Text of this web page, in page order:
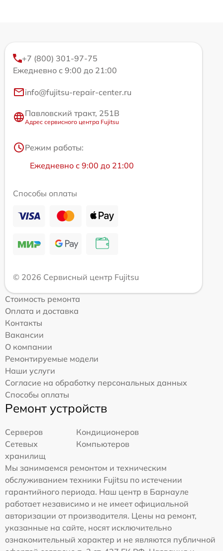
+7 (800) 301-97-75
Ежедневно с 9:00 до 21:00
info@fujitsu-repair-center.ru
Павловский тракт, 251В
Адрес сервисного центра Fujitsu
Режим работы:
Ежедневно с 9:00 до 21:00
Способы оплаты
© 2026 Сервисный центр Fujitsu
Стоимость ремонта
Оплата и доставка
Контакты
Вакансии
О компании
Ремонтируемые модели
Наши услуги
Согласие на обработку персональных данных
Способы оплаты
Ремонт устройств
Серверов
Кондиционеров
Сетевых
хранилищ
Компьютеров
Мы занимаемся ремонтом и техническим
обслуживанием техники Fujitsu по истечении
гарантийного периода. Наш центр в Барнауле
работает независимо и не имеет официальной
авторизации от производителя. Цены на ремонт,
указанные на сайте, носят исключительно
ознакомительный характер и не являются публичной